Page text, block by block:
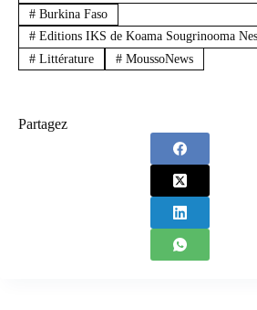
#Burkina Faso
#Editions IKS de Koama Sougrinooma
#Littérature #MoussoNews
Partagez